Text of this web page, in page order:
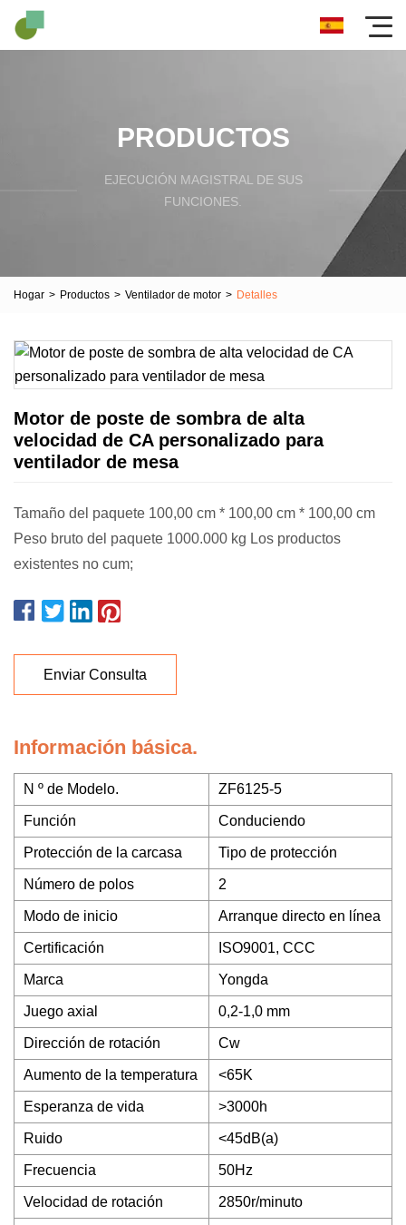
PRODUCTOS
EJECUCIÓN MAGISTRAL DE SUS
FUNCIONES.
Hogar > Productos > Ventilador de motor > Detalles
Motor de poste de sombra de alta
velocidad de CA personalizado para
ventilador de mesa
Tamaño del paquete 100,00 cm * 100,00 cm * 100,00 cm
Peso bruto del paquete 1000.000 kg Los productos
existentes no cum;
Enviar Consulta
Información básica.
N º de Modelo. ZF6125-5
Función Conduciendo
Protección de la carcasa Tipo de protección
Número de polos 2
Modo de inicio Arranque directo en línea
Certificación ISO9001, CCC
Marca Yongda
Juego axial 0,2-1,0 mm
Dirección de rotación Cw
Aumento de la temperatura <65K
Esperanza de vida >3000h
Ruido <45dB(a)
Frecuencia 50Hz
Velocidad de rotación 2850r/minuto